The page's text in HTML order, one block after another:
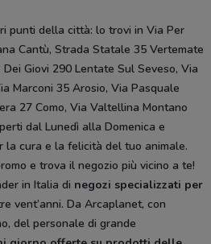
punti della città: lo trovi in Via Per
Cantù, Strada Statale 35 Vertemate
Giovi 290 Lentate Sul Seveso, Via
Marconi 35 Arosio, Via Pasquale
27 Como, Via Valtellina Montano
dal Lunedì alla Domenica e
la cura e la felicità del tuo animale.
e trova il negozio più vicino a te!
in Italia di negozi specializzati per
vent’anni. Da Arcaplanet, con
del personale di grande